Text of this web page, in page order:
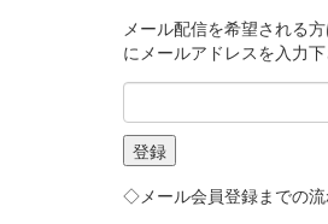
メール配信を希望される
にメールアドレスを入力下
◇メール会員登録までの